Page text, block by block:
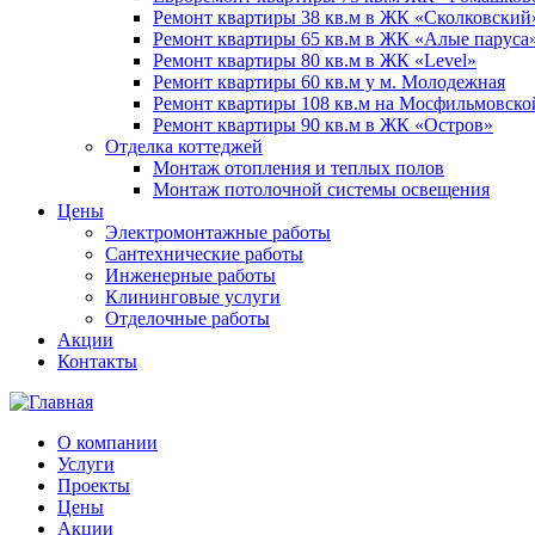
Ремонт квартиры 38 кв.м в ЖК
Ремонт квартиры 65 кв.м в ЖК «Алые
Ремонт квартиры 80 кв.м в ЖК «Level»
Ремонт квартиры 60 кв.м у м. Молодежная
Ремонт квартиры 108 кв.м на
Ремонт квартиры 90 кв.м в ЖК «Остров»
Отделка коттеджей
Монтаж отопления и теплых полов
Монтаж потолочной системы освещения
Цены
Электромонтажные работы
Сантехнические работы
Инженерные работы
Клининговые услуги
Отделочные работы
Акции
Контакты
О компании
Услуги
Проекты
Цены
Акции